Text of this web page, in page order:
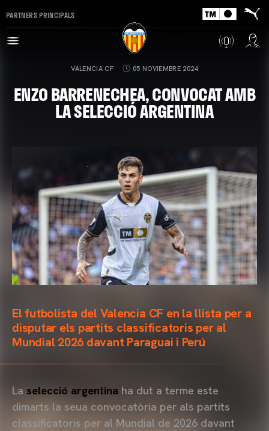
PARTNERS PRINCIPALS
VALENCIA CF 05 NOVIEMBRE 2024
ENZO BARRENECHEA, CONVOCAT AMB
LA SELECCIÓ ARGENTINA
El futbolista del Valencia CF en la llista per a
disputar els partits classificatoris per al
Mundial 2026 davant Paraguai i Perú
La selecció argentina ha dut a terme este
dimarts la seua convocatòria per als partits
classificatoris per al Mundial de 2026 davant